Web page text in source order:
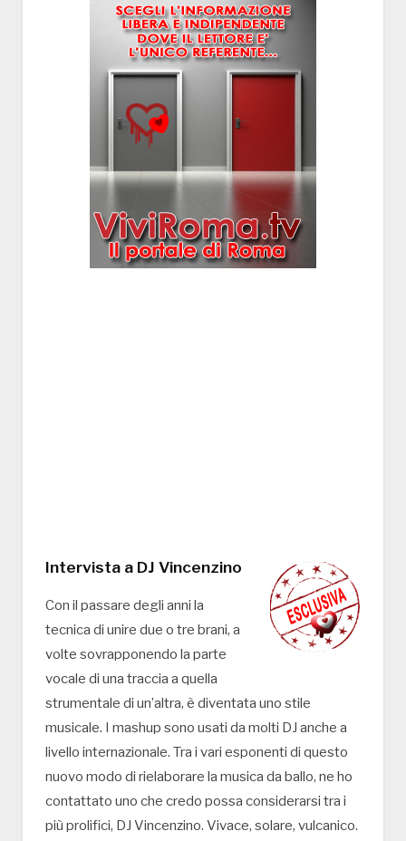
Intervista a DJ Vincenzino
Con il passare degli anni la
tecnica di unire due o tre brani, a
volte sovrapponendo la parte
vocale di una traccia a quella
strumentale di un’altra, è diventata uno stile
musicale. I mashup sono usati da molti DJ anche a
livello internazionale. Tra i vari esponenti di questo
nuovo modo di rielaborare la musica da ballo, ne ho
contattato uno che credo possa considerarsi tra i
più prolifici, DJ Vincenzino. Vivace, solare, vulcanico.